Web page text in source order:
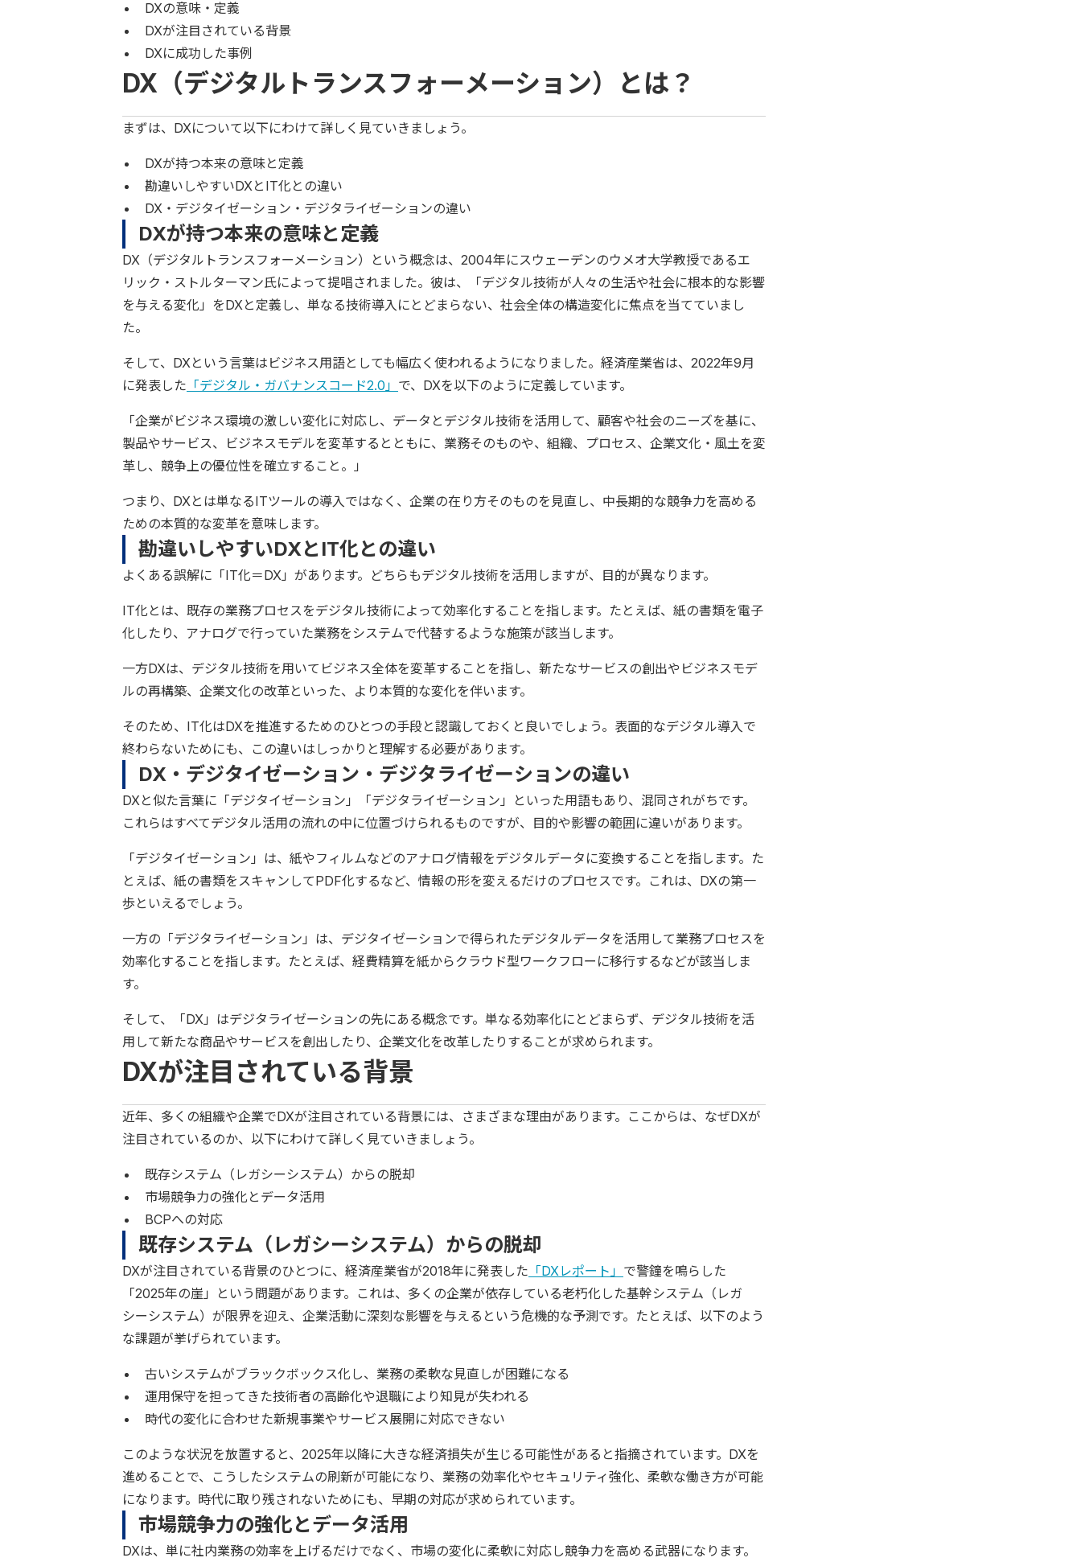
DXの意味・定義
DXが注目されている背景
DXに成功した事例
DX（デジタルトランスフォーメーション）とは？
まずは、DXについて以下にわけて詳しく見ていきましょう。
DXが持つ本来の意味と定義
勘違いしやすいDXとIT化との違い
DX・デジタイゼーション・デジタライゼーションの違い
DXが持つ本来の意味と定義
DX（デジタルトランスフォーメーション）という概念は、2004年にスウェーデンのウメオ大学教授であるエ
リック・ストルターマン氏によって提唱されました。彼は、「デジタル技術が人々の生活や社会に根本的な影響
を与える変化」をDXと定義し、単なる技術導入にとどまらない、社会全体の構造変化に焦点を当てていまし
た。
そして、DXという言葉はビジネス用語としても幅広く使われるようになりました。経済産業省は、2022年9月
に発表した 「デジタル・ガバナンスコード2.0」 で、DXを以下のように定義しています。
「企業がビジネス環境の激しい変化に対応し、データとデジタル技術を活用して、顧客や社会のニーズを基に、
製品やサービス、ビジネスモデルを変革するとともに、業務そのものや、組織、プロセス、企業文化・風土を変
革し、競争上の優位性を確立すること。」
つまり、DXとは単なるITツールの導入ではなく、企業の在り方そのものを見直し、中長期的な競争力を高める
ための本質的な変革を意味します。
勘違いしやすいDXとIT化との違い
よくある誤解に「IT化＝DX」があります。どちらもデジタル技術を活用しますが、目的が異なります。
IT化とは、既存の業務プロセスをデジタル技術によって効率化することを指します。たとえば、紙の書類を電子
化したり、アナログで行っていた業務をシステムで代替するような施策が該当します。
一方DXは、デジタル技術を用いてビジネス全体を変革することを指し、新たなサービスの創出やビジネスモデ
ルの再構築、企業文化の改革といった、より本質的な変化を伴います。
そのため、IT化はDXを推進するためのひとつの手段と認識しておくと良いでしょう。表面的なデジタル導入で
終わらないためにも、この違いはしっかりと理解する必要があります。
DX・デジタイゼーション・デジタライゼーションの違い
DXと似た言葉に「デジタイゼーション」「デジタライゼーション」といった用語もあり、混同されがちです。
これらはすべてデジタル活用の流れの中に位置づけられるものですが、目的や影響の範囲に違いがあります。
「デジタイゼーション」は、紙やフィルムなどのアナログ情報をデジタルデータに変換することを指します。た
とえば、紙の書類をスキャンしてPDF化するなど、情報の形を変えるだけのプロセスです。これは、DXの第一
歩といえるでしょう。
一方の「デジタライゼーション」は、デジタイゼーションで得られたデジタルデータを活用して業務プロセスを
効率化することを指します。たとえば、経費精算を紙からクラウド型ワークフローに移行するなどが該当しま
す。
そして、「DX」はデジタライゼーションの先にある概念です。単なる効率化にとどまらず、デジタル技術を活
用して新たな商品やサービスを創出したり、企業文化を改革したりすることが求められます。
DXが注目されている背景
近年、多くの組織や企業でDXが注目されている背景には、さまざまな理由があります。ここからは、なぜDXが
注目されているのか、以下にわけて詳しく見ていきましょう。
既存システム（レガシーシステム）からの脱却
市場競争力の強化とデータ活用
BCPへの対応
既存システム（レガシーシステム）からの脱却
DXが注目されている背景のひとつに、経済産業省が2018年に発表した 「DXレポート」 で警鐘を鳴らした
「2025年の崖」という問題があります。これは、多くの企業が依存している老朽化した基幹システム（レガ
シーシステム）が限界を迎え、企業活動に深刻な影響を与えるという危機的な予測です。たとえば、以下のよう
な課題が挙げられています。
古いシステムがブラックボックス化し、業務の柔軟な見直しが困難になる
運用保守を担ってきた技術者の高齢化や退職により知見が失われる
時代の変化に合わせた新規事業やサービス展開に対応できない
このような状況を放置すると、2025年以降に大きな経済損失が生じる可能性があると指摘されています。DXを
進めることで、こうしたシステムの刷新が可能になり、業務の効率化やセキュリティ強化、柔軟な働き方が可能
になります。時代に取り残されないためにも、早期の対応が求められています。
市場競争力の強化とデータ活用
DXは、単に社内業務の効率を上げるだけでなく、市場の変化に柔軟に対応し競争力を高める武器になります。